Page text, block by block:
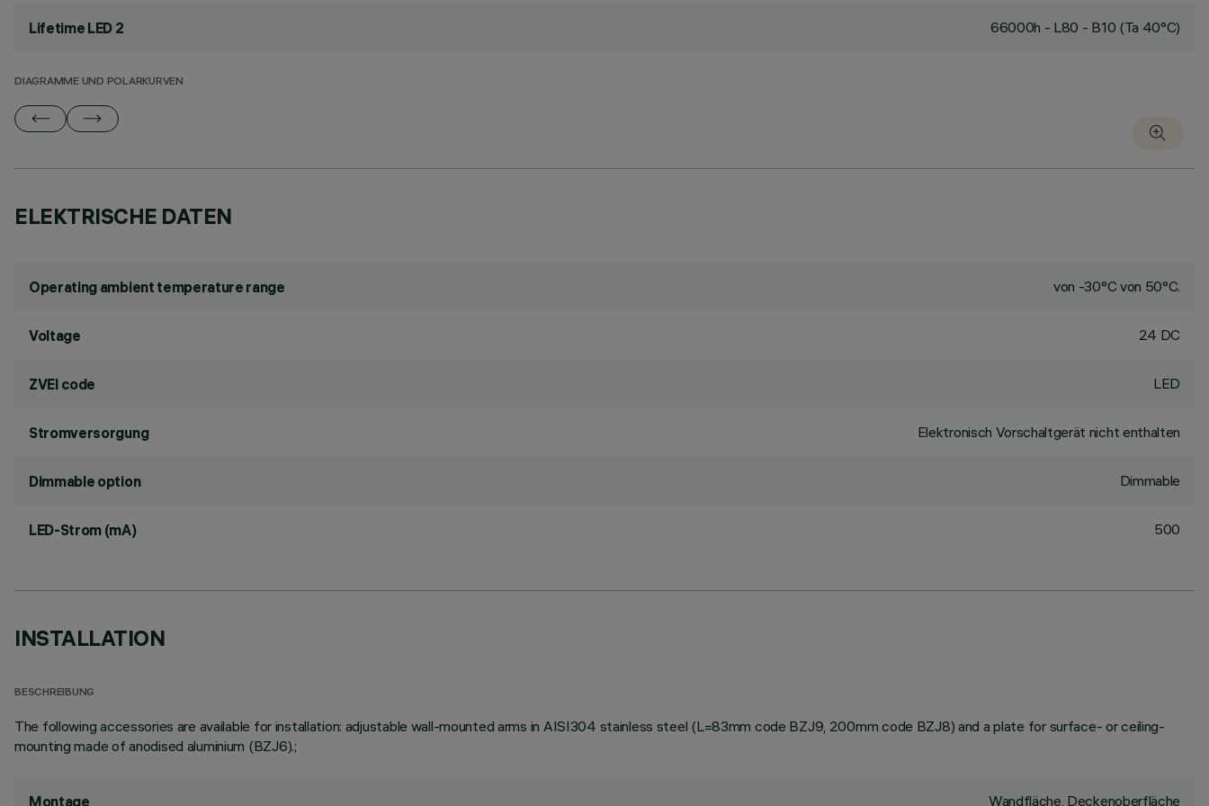
Lifetime LED 2 66000h - L80 - B10 (Ta 40°C)
DIAGRAMME UND POLARKURVEN
ELEKTRISCHE DATEN
Operating ambient temperature range von -30°C von 50°C.
Voltage 24 DC
ZVEI code LED
Stromversorgung Elektronisch Vorschaltgerät nicht enthalten
Dimmable option Dimmable
LED-Strom (mA) 500
INSTALLATION
BESCHREIBUNG
The following accessories are available for installation: adjustable wall-mounted arms in AISI304 stainless steel (L=83mm code BZJ9, 200mm code BZJ8) and a plate for surface- or ceiling-
mounting made of anodised aluminium (BZJ6).;
Montage Wandfläche, Deckenoberfläche